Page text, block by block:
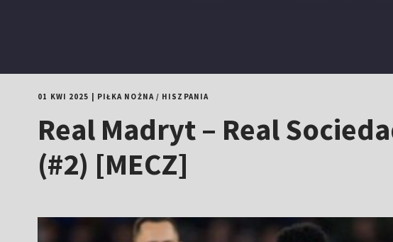
01 KWI 2025 PIŁKA NOŻNA/ HISZPANIA
Real Madryt – Real
(#2) [MECZ]